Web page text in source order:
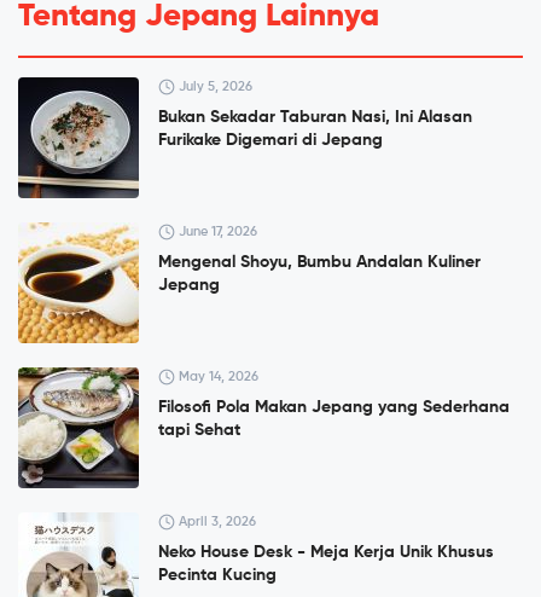
Tentang Jepang Lainnya
July 5, 2026
Bukan Sekadar Taburan Nasi, Ini Alasan
Furikake Digemari di Jepang
June 17, 2026
Mengenal Shoyu, Bumbu Andalan Kuliner
Jepang
May 14, 2026
Filosofi Pola Makan Jepang yang Sederhana
tapi Sehat
April 3, 2026
Neko House Desk - Meja Kerja Unik Khusus
Pecinta Kucing